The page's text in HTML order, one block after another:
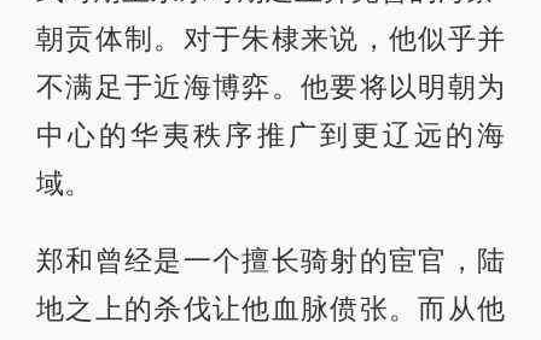
朝贡体制。对于朱棣来说，他似乎并
不满足于近海博弈。他要将以明朝为
中心的华夷秩序推广到更辽远的海
域。
郑和曾经是一个擅长骑射的宦官，陆
地之上的杀伐让他血脉偾张。而从他